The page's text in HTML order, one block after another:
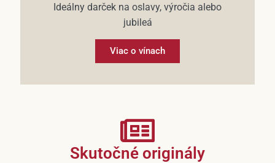
Ideálny darček na oslavy, výročia alebo
jubileá
Viac o vínach
Skutočné originály